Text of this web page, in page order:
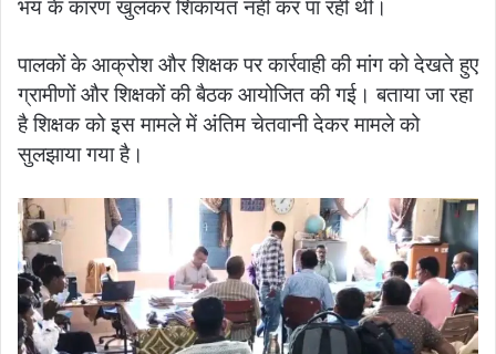
भय के कारण खुलकर शिकायत नहीं कर पा रही थीं।
पालकों के आक्रोश और शिक्षक पर कार्रवाही की मांग को देखते हुए
ग्रामीणों और शिक्षकों की बैठक आयोजित की गई। बताया जा रहा
है शिक्षक को इस मामले में अंतिम चेतवानी देकर मामले को
सुलझाया गया है।